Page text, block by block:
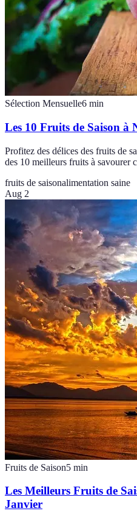
Sélection Mensuelle6 min
Les 10 Fruits de Saison à
Profitez des délices des fruits de
des 10 meilleurs fruits à savourer
fruits de saisonalimentation saine
Aug 2
Fruits de Saison5 min
Les Meilleurs Fruits de
Janvier